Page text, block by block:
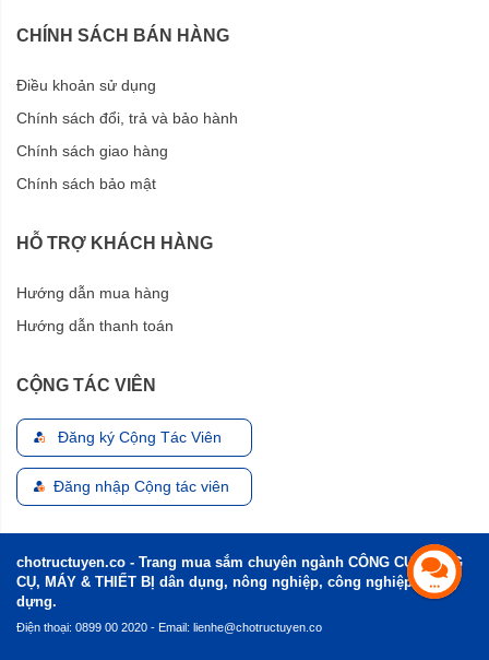
CHÍNH SÁCH BÁN HÀNG
Điều khoản sử dụng
Chính sách đổi, trả và bảo hành
Chính sách giao hàng
Chính sách bảo mật
HỖ TRỢ KHÁCH HÀNG
Hướng dẫn mua hàng
Hướng dẫn thanh toán
CỘNG TÁC VIÊN
Đăng ký Cộng Tác Viên
Đăng nhập Cộng tác viên
chotructuyen.co - Trang mua sắm chuyên ngành CÔNG CỤ, DỤNG
CỤ, MÁY & THIẾT BỊ dân dụng, nông nghiệp, công nghiệp và xây
dựng.
Điện thoại: 0899 00 2020 - Email: lienhe@chotructuyen.co